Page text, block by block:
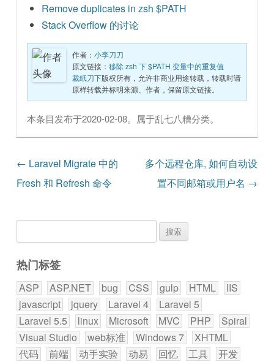
Remove duplicates in zsh $PATH
Stack Overflow 的讨论
作者：小李刀刀
原文链接：移除 zsh 下 $PATH 变量中的重复值
裁纸刀下版权所有，允许非商业用途转载，转载时请
原样转载并标明来源、作者，保留原文链接。
本条目发布于2020-02-08。属于乱七八糟分类。
文章导航
← Laravel Migrate 中的
Fresh 和 Refresh 命令
多个远程仓库, 如何自动设
置不同邮箱或用户名 →
索：
热门标签
ASP ASP.NET bug CSS gulp HTML
IIS
javascript
jquery Laravel 4
Laravel 5
Laravel 5.5
linux Microsoft MVC PHP
Spiral
Visual Studio
web标准 Windows 7
XHTML
代码
前端 动手实验 动易 回忆 工具
开发